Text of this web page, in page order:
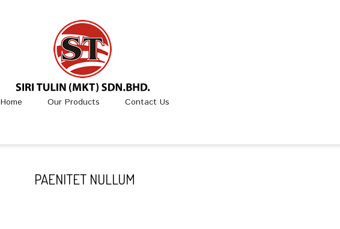
Home Our Products Contact Us
PAENITET NULLUM